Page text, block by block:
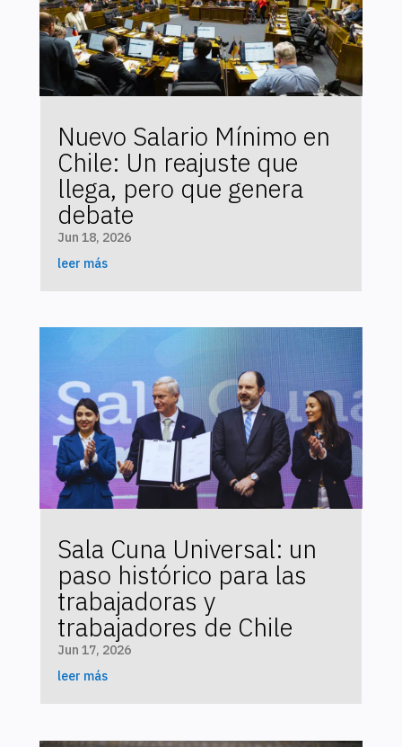
Nuevo Salario Mínimo en
Chile: Un reajuste que
llega, pero que genera
debate
Jun 18, 2026
leer más
Sala Cuna Universal: un
paso histórico para las
trabajadoras y
trabajadores de Chile
Jun 17, 2026
leer más